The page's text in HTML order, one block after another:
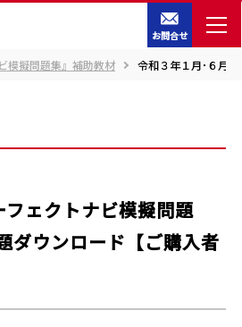
お問合せ
模擬問題集』補助教材 令和３年１月･６月対
フェクトナビ模擬問題
ダウンロード【ご購入者